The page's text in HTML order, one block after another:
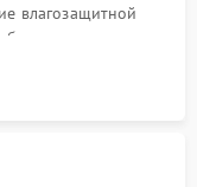
влагозащитной
прицела
оптики